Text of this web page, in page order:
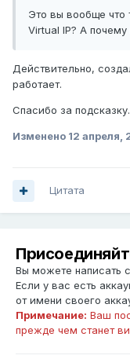
Это вы вообще что
Virtual IP? А
Действительно,
работает.
Спасибо за подсказку.
Изменено 12 апреля,
Цитата
Вы можете написать
Если у вас есть
от имени своего
Примечание: Ваш
прежде чем станет